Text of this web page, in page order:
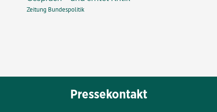
Zeitung Bundespolitik
Pressekontakt